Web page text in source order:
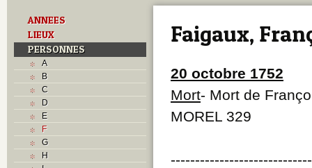
ANNEES
LIEUX
PERSONNES
A
B
C
D
E
F
G
H
Faigaux,
20 octobre 1752
Mort- Mort de
MOREL 329